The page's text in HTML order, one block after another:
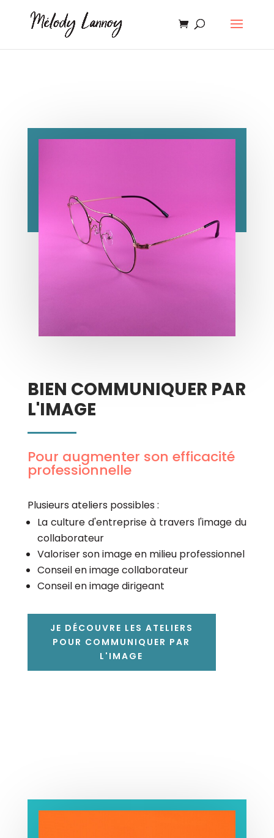
BIEN COMMUNIQUER PAR
L'IMAGE
Pour augmenter son efficacité
professionnelle
Plusieurs ateliers possibles :
La culture d'entreprise à travers l'image du
collaborateur
Valoriser son image en milieu professionnel
Conseil en image collaborateur
Conseil en image dirigeant
JE DÉCOUVRE LES ATELIERS
POUR COMMUNIQUER PAR
L'IMAGE